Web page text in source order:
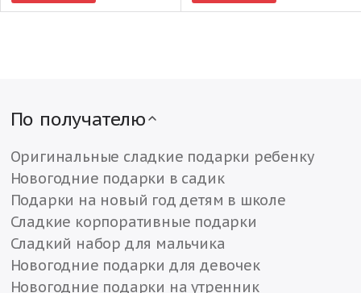
По получателю
Оригинальные сладкие подарки ребенку
Новогодние подарки в садик
Подарки на новый год детям в школе
Сладкие корпоративные подарки
Сладкий набор для мальчика
Новогодние подарки для девочек
Новогодние подарки на утренник